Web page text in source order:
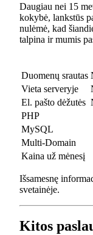
Daugiau nei 15
kokybė, lankstūs
nulėmė, kad
talpina ir mumis
Duomenų srautas
Vieta serveryje
El. pašto dėžutės
PHP
MySQL
Multi-Domain
Kaina už mėnesį
Išsamesnę
svetainėje.
Kitos